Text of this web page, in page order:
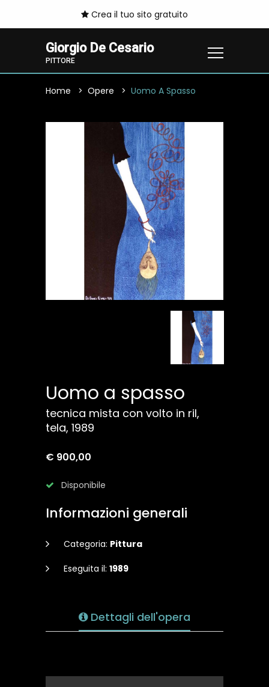
Crea il tuo sito gratuito
Giorgio De Cesario
PITTORE
Home Opere Uomo A Spasso
Uomo a spasso
tecnica mista con volto in ril,
tela, 1989
€ 900,00
Disponibile
Informazioni generali
Categoria: Pittura
Eseguita il: 1989
Dettagli dell'opera